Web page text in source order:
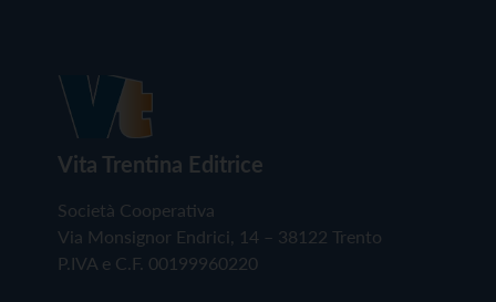
Vita Trentina Editrice
Società Cooperativa
Via Monsignor Endrici, 14 – 38122 Trento
P.IVA e C.F. 00199960220